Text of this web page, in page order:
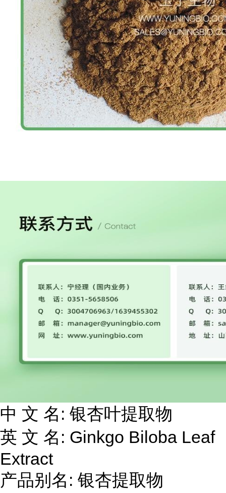
中 文 名: 银杏叶提取物
英 文 名: Ginkgo Biloba Leaf
Extract
产品别名: 银杏提取物